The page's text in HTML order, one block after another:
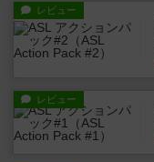
レビュー
レビュー